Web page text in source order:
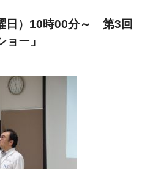
日）10時00分～ 第3回
ョー」